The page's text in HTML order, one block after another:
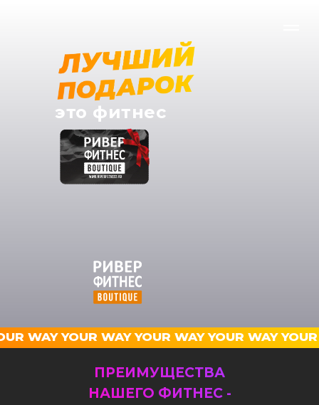
это фитнес
WAY YOUR WAY YOUR WAY YOUR WAY
ПРЕИМУЩЕСТВА
НАШЕГО ФИТНЕС -